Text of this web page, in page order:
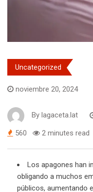
Uncategorized
noviembre 20, 2024
By lagaceta.lat
560 2 minutes read
Los apagones han
obligando a muchos
públicos, aumentando